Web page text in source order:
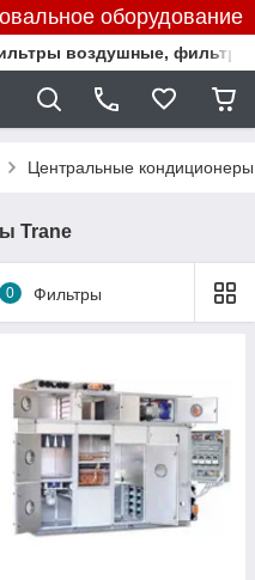
оборудование
воздушные,
Центральные кондиционеры
Trane
0 Фильтры